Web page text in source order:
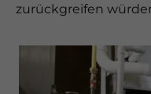
zurückgreifen